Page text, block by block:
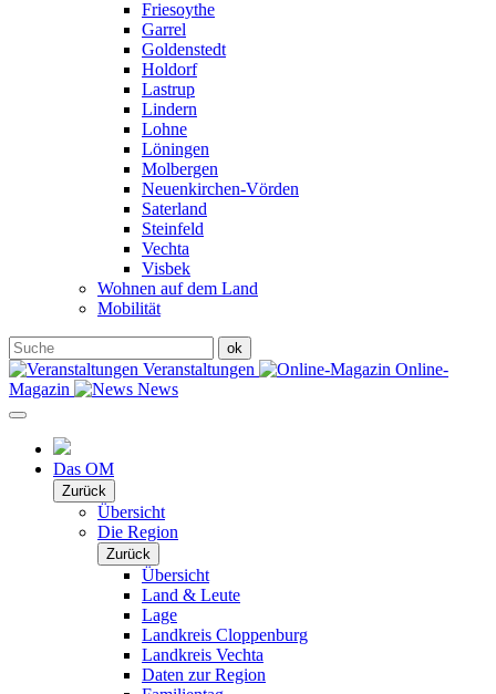
Friesoythe
Garrel
Goldenstedt
Holdorf
Lastrup
Lindern
Lohne
Löningen
Molbergen
Neuenkirchen-Vörden
Saterland
Steinfeld
Vechta
Visbek
Wohnen auf dem Land
Mobilität
Veranstaltungen
Online-
Magazin
News
Das OM
Zurück
Übersicht
Die Region
Zurück
Übersicht
Land & Leute
Lage
Landkreis Cloppenburg
Landkreis Vechta
Daten zur Region